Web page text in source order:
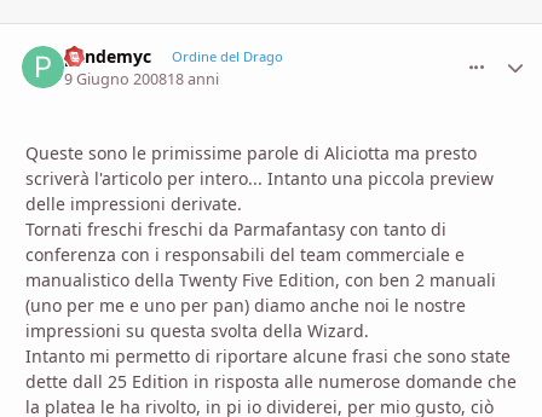
pandemyc Ordine del Drago
9 Giugno 200818 anni
Queste sono le primissime parole di Aliciotta ma presto
scriverà l'articolo per intero... Intanto una piccola preview
delle impressioni derivate.
Tornati freschi freschi da Parmafantasy con tanto di
conferenza con i responsabili del team commerciale e
manualistico della Twenty Five Edition, con ben 2 manuali
(uno per me e uno per pan) diamo anche noi le nostre
impressioni su questa svolta della Wizard.
Intanto mi permetto di riportare alcune frasi che sono state
dette dall 25 Edition in risposta alle numerose domande che
la platea le ha rivolto, in pi io dividerei, per mio gusto, ciò